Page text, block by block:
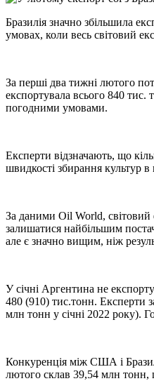
Бразилія значно збільшила
умовах, коли весь світовий
За перші два тижні лютого
експортувала всього 840 тис.
погодними умовами.
Експерти відзначають, що
швидкості збирання культур в
За даними Oil World, світовий
залишатися найбільшим
але є значно вищим, ніж
У січні Аргентина не
480 (910) тис.тонн. Експерти
млн тонн у січні 2022 року).
Конкуренція між США і
лютого склав 39,54 млн тонн,